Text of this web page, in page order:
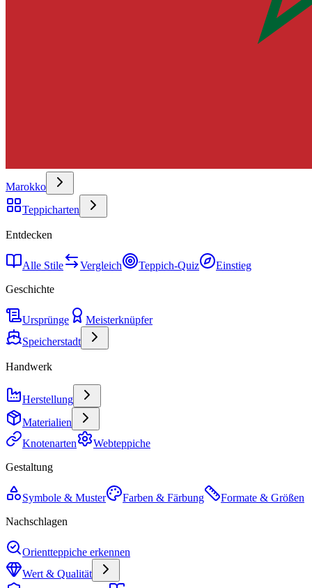
Marokko
Teppicharten
Entdecken
Alle Stile Vergleich Teppich-Quiz
Einstieg
Geschichte
Ursprünge
Meisterknüpfer
Speicherstadt
Handwerk
Herstellung
Materialien
Knotenarten
Webteppiche
Gestaltung
Symbole & Muster Farben & Färbung
Formate & Größen
Nachschlagen
Orientteppiche erkennen
Wert & Qualität